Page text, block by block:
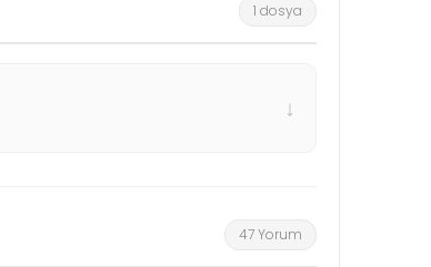
1 dosya
↓
47 Yorum